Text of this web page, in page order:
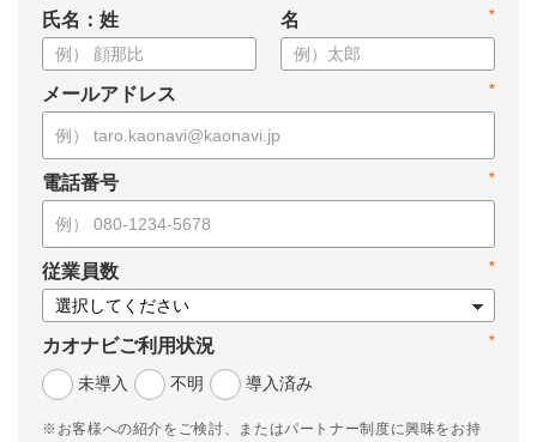
氏名：姓 *
名
*
メールアドレス
*
電話番号
*
従業員数
*
カオナビご利用状況
未導入
不明 導入済み
※お客様への紹介をご検討、またはパートナー制度に興味をお持